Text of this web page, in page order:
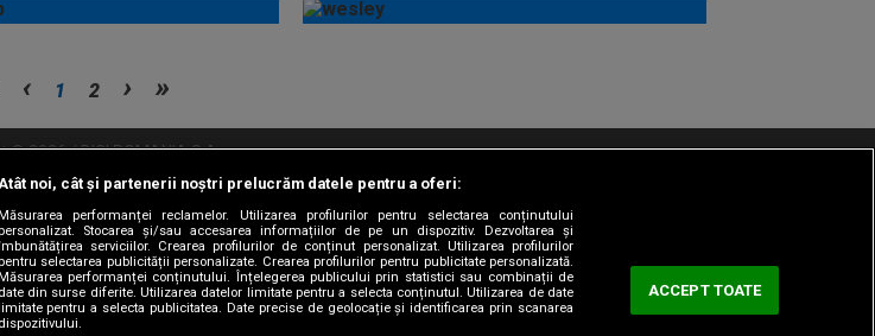
1 2
© 2026 / DIGI ROMANIA S.A.
Digi Sport Retransmisie Digi Sport Contact/Info Codul etic
Versiune mobil
Atât noi, cât și partenerii noștri prelucrăm datele pentru a oferi:
performanței reclamelor. Utilizarea profilurilor pentru selectarea conținutului
Stocarea și/sau accesarea informațiilor de pe un dispozitiv. Dezvoltarea și
serviciilor. Crearea profilurilor de conținut personalizat. Utilizarea profilurilor
selectarea publicității personalizate. Crearea profilurilor pentru publicitate personalizată.
performanței conținutului. Înțelegerea publicului prin statistici sau combinații de
date din surse diferite. Utilizarea datelor limitate pentru a selecta conținutul. Utilizarea de date
pentru a selecta publicitatea. Date precise de geolocație și identificarea prin scanarea
dispozitivului.
ACCEPT TOATE